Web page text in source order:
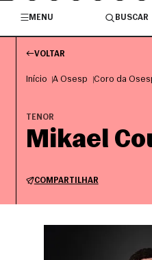
MENU
BUSCAR
VOLTAR
Início A Osesp Coro da
TENOR
Mikael
COMPARTILHAR